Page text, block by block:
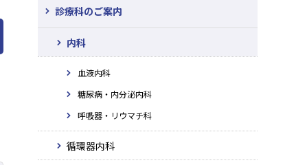
診療科のご案内
内科
血液内科
糖尿病・内分泌内科
呼吸器・リウマチ科
循環器内科